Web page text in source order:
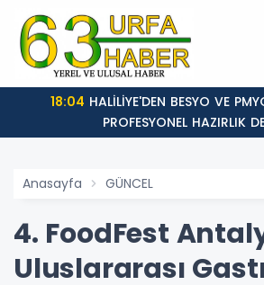
18:04
PROFESYONEL HAZIRLIK
Anasayfa GÜNCEL
4. FoodFest
Uluslararası